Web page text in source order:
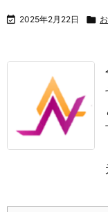
 2025年2月22日 